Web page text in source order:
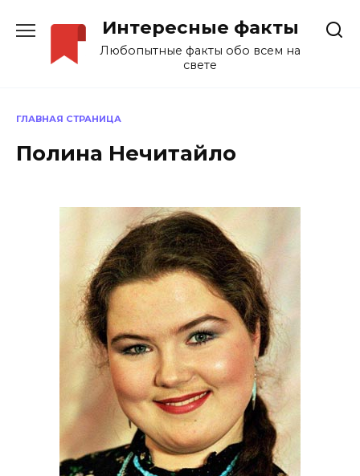
содержанию
Интересные факты
Любопытные факты обо всем на
свете
ГЛАВНАЯ СТРАНИЦА
Полина Нечитайло